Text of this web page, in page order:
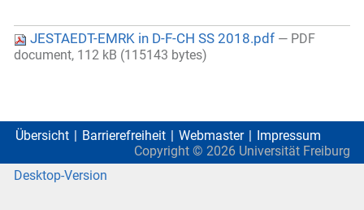
JESTAEDT-EMRK in D-F-CH SS 2018.pdf — PDF
document, 112 kB (115143 bytes)
Übersicht Barrierefreiheit Webmaster
Impressum
Copyright © 2026 Universität Freiburg
Desktop-Version